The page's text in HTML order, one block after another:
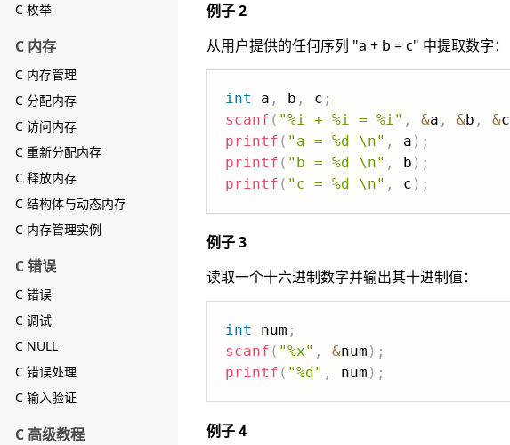
C 枚举
C 内存
C 内存管理
C 分配内存
C 访问内存
C 重新分配内存
C 释放内存
C 结构体与动态内存
C 内存管理实例
C 错误
C 错误
C 调试
C NULL
C 错误处理
C 输入验证
C 高级教程
例子 2
从用户提供的任何序列 "a + b = c" 中提取数字：
int a , b , c ;
scanf ( "%i + %i = %i" , &a , &b , &c
printf ( "a = %d \n" , a ) ;
printf ( "b = %d \n" , b ) ;
printf ( "c = %d \n" , c ) ;
例子 3
读取一个十六进制数字并输出其十进制值：
int num ;
scanf ( "%x" , &num ) ;
printf ( "%d" , num ) ;
例子 4